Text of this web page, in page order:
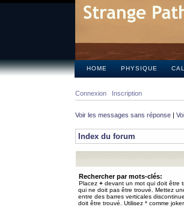
HOME PHYSIQUE
Connexion Inscription
Voir les messages sans réponse |
Index du forum
Rechercher par mots-clés:
Placez + devant un mot qui doit être
qui ne doit pas être trouvé. Mettez
entre des barres verticales
doit être trouvé. Utilisez * comme